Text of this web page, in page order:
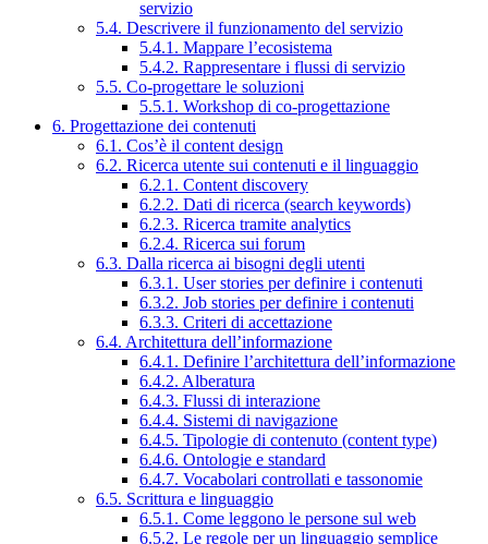
servizio
5.4. Descrivere il funzionamento del servizio
5.4.1. Mappare l’ecosistema
5.4.2. Rappresentare i flussi di servizio
5.5. Co-progettare le soluzioni
5.5.1. Workshop di co-progettazione
6. Progettazione dei contenuti
6.1. Cos’è il content design
6.2. Ricerca utente sui contenuti e il linguaggio
6.2.1. Content discovery
6.2.2. Dati di ricerca (search keywords)
6.2.3. Ricerca tramite analytics
6.2.4. Ricerca sui forum
6.3. Dalla ricerca ai bisogni degli utenti
6.3.1. User stories per definire i contenuti
6.3.2. Job stories per definire i contenuti
6.3.3. Criteri di accettazione
6.4. Architettura dell’informazione
6.4.1. Definire l’architettura dell’informazione
6.4.2. Alberatura
6.4.3. Flussi di interazione
6.4.4. Sistemi di navigazione
6.4.5. Tipologie di contenuto (content type)
6.4.6. Ontologie e standard
6.4.7. Vocabolari controllati e tassonomie
6.5. Scrittura e linguaggio
6.5.1. Come leggono le persone sul web
6.5.2. Le regole per un linguaggio semplice